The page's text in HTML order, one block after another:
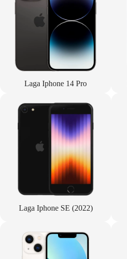
Laga Iphone 14 Pro
Laga Iphone SE (2022)